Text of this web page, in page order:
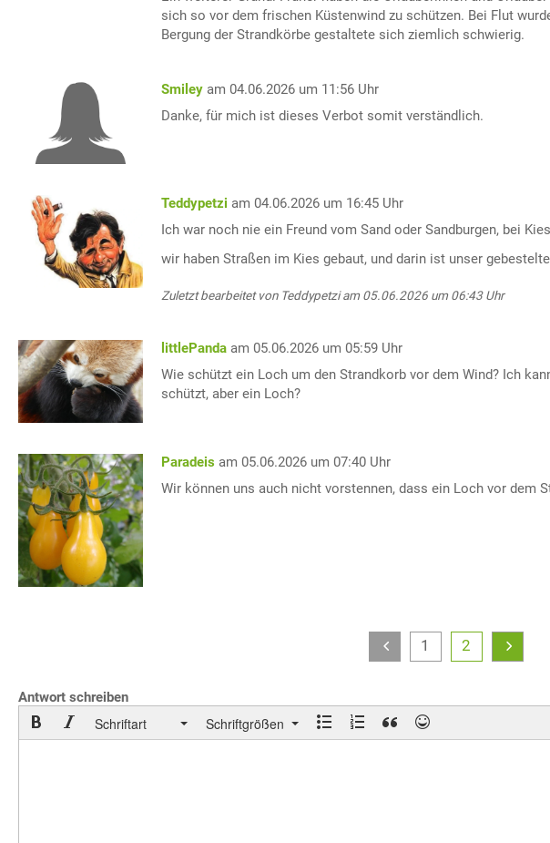
sich so vor dem frischen Küstenwind zu schützen. Bei Flut
Bergung der Strandkörbe gestaltete sich ziemlich schwierig.
Smiley am 04.06.2026 um 11:56 Uhr
Danke, für mich ist dieses Verbot somit verständlich.
Teddypetzi am 04.06.2026 um 16:45 Uhr
Ich war noch nie ein Freund vom Sand oder Sandburgen, bei
wir haben Straßen im Kies gebaut, und darin ist unser
Zuletzt bearbeitet von Teddypetzi am 05.06.2026 um 06:43 Uhr
littlePanda am 05.06.2026 um 05:59 Uhr
Wie schützt ein Loch um den Strandkorb vor dem Wind? Ich
schützt, aber ein Loch?
Paradeis am 05.06.2026 um 07:40 Uhr
Wir können uns auch nicht vorstennen, dass ein Loch vor dem
1 2
Antwort schreiben
Schriftart Schriftgrößen